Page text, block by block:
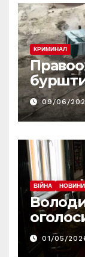
КРИМИНАЛ
09/06/
ВІЙНА НОВИНИ
01/05/